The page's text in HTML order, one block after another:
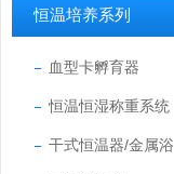
恒温培养系列
血型卡孵育器
恒温恒湿称重系统
干式恒温器/金属浴